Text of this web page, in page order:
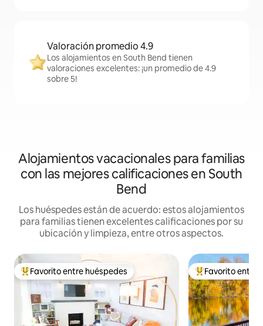
Valoración promedio 4.9
Los alojamientos en South Bend tienen
valoraciones excelentes: ¡un promedio de 4.9
sobre 5!
Alojamientos vacacionales para familias
con las mejores calificaciones en South
Bend
Los huéspedes están de acuerdo: estos alojamientos
para familias tienen excelentes calificaciones por su
ubicación y limpieza, entre otros aspectos.
Favorito entre huéspedes preferido
Favorito entre huéspedes Favorito entre
Favorito entre